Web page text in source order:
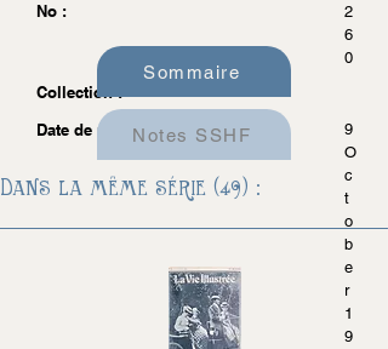
No :
2
6
0
Collection :
Date de parution :
9
O
c
t
o
b
e
r
1
9
Sommaire
Notes SSHF
Dans la même série (49) :